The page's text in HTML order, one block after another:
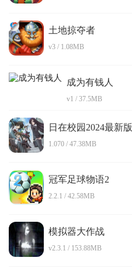
土地掠夺者
v3 / 1.08MB
成为有钱人
v1 / 37.5MB
日在校园2024最新版
1.070 / 47.38MB
冠军足球物语2
2.2.1 / 42.58MB
模拟器大作战
v2.3.1 / 153.88MB